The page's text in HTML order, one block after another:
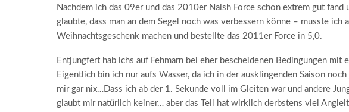
Nachdem ich das 09er und das 2010er Naish Force schon extrem gut
glaubte, dass man an dem Segel noch was verbessern könne – musste
Weihnachtsgeschenk machen und bestellte das 2011er Force in 5,0.
Entjungfert hab ichs auf Fehmarn bei eher bescheidenen Bedingungen mit
Eigentlich bin ich nur aufs Wasser, da ich in der ausklingenden Saison
mir gar nix…Dass ich ab der 1. Sekunde voll im Gleiten war und andere
glaubt mir natürlich keiner… aber das Teil hat wirklich derbstens viel